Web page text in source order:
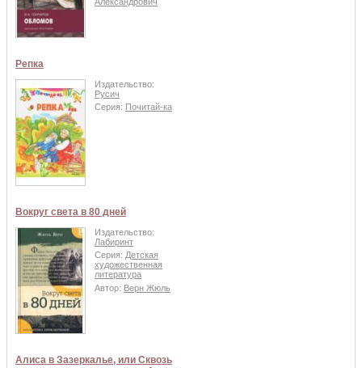
Репка
Издательство:
Русич
Серия: Почитай-ка
Вокруг света в 80 дней
Издательство:
Лабиринт
Серия: Детская
художественная
литература
Автор: Верн Жюль
Алиса в Зазеркалье, или Сквозь